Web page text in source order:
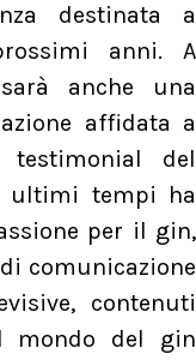
destinata a
anni. A
anche una
affidata a
del
ultimi tempi ha
per il gin,
comunicazione
contenuti
mondo del gin